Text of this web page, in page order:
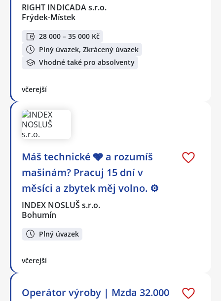
RIGHT INDICADA s.r.o.
Frýdek-Místek
28 000 – 35 000 Kč
Plný úvazek, Zkrácený úvazek
Vhodné také pro absolventy
včerejší
Máš technické 🩶 a rozumíš
mašinám? Pracuj 15 dní v
měsíci a zbytek měj volno. ⚙
INDEX NOSLUŠ s.r.o.
Bohumín
Plný úvazek
včerejší
Operátor výroby | Mzda 32.000